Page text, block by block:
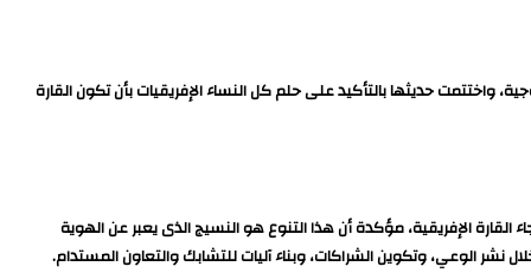
واختتمت حديثها بالتأكيد على حلم كل النساء الإفريقيات بأن تكون القارة
القارة الإفريقية، مؤكدة أن هذا التنوع هو النسيج الذى يعبر عن الهوية
الوعي، وتكوين الشراكات، وبناء آليات للتشابك والتعاون المستدام.